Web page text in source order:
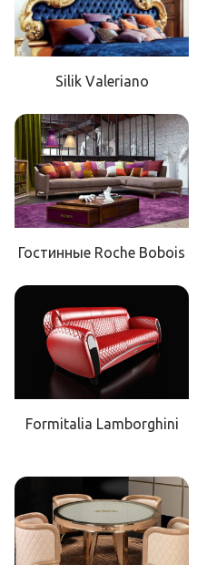
Silik Valeriano
Гостинные Roche Bobois
Formitalia Lamborghini